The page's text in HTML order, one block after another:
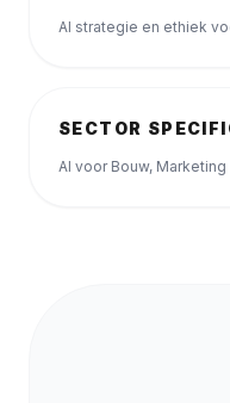
AI strategie en ethiek
SECTOR
AI voor Bouw,